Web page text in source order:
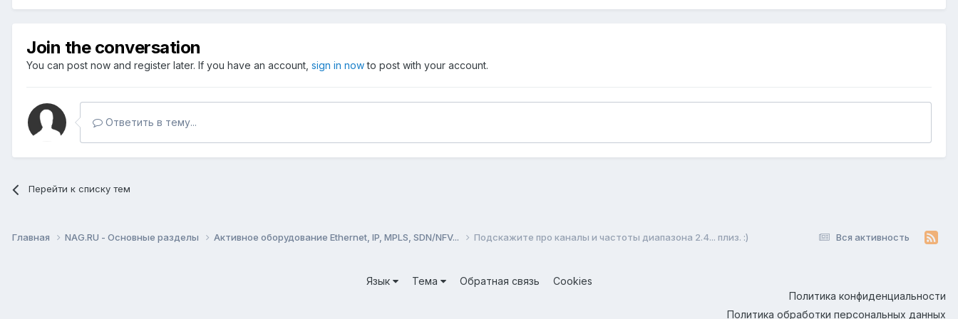
Join the conversation
You can post now and register later. If you have an account, sign in nowto post with your account.
Ответить в тему...
Перейти к списку тем
Вся активность
Главная NAG.RU - Основные разделы Активное оборудование Ethernet, IP, MPLS, SDN/NFV... Подскажите про каналы и частоты диапазона 2.4... плиз. :)
Язык Тема Обратная связь
Cookies
Политика конфиденциальности
Политика обработки персональных данных